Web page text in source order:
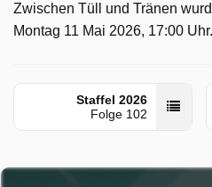
Zwischen Tüll und Tränen
Montag 11 Mai 2026, 17:00 Uhr.
Staffel 2026
Folge 102